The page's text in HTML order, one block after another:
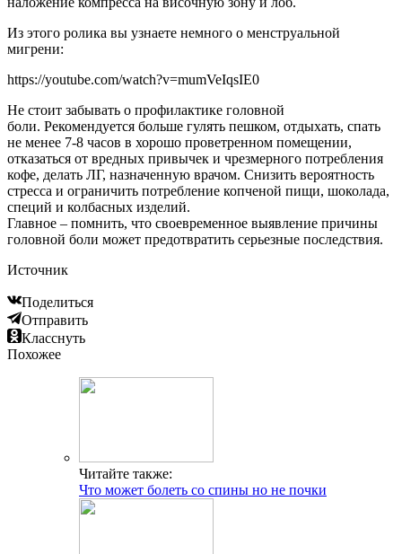
Из этого ролика вы узнаете немного о менструальной
мигрени:
https://youtube.com/watch?v=mumVeIqsIE0
Не стоит забывать о профилактике головной
боли. Рекомендуется больше гулять пешком, отдыхать, спать
не менее 7-8 часов в хорошо проветренном помещении,
отказаться от вредных привычек и чрезмерного потребления
кофе, делать ЛГ, назначенную врачом. Снизить вероятность
стресса и ограничить потребление копченой пищи, шоколада,
специй и колбасных изделий.
Главное – помнить, что своевременное выявление причины
головной боли может предотвратить серьезные последствия.
Источник
Поделиться
Отправить
Класснуть
Похожее
Читайте также:
Что может болеть со спины но не почки